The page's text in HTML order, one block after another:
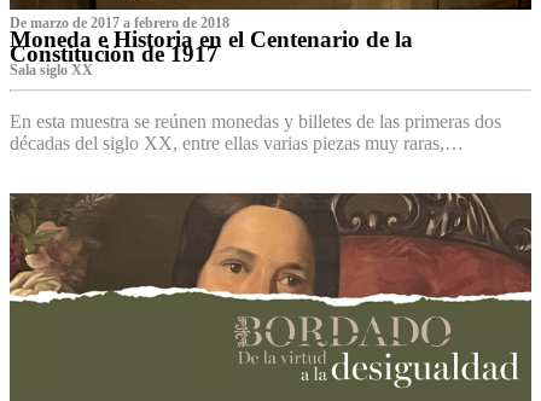
De marzo de 2017 a febrero de 2018
Moneda e Historia en el Centenario de la
Constitución de 1917
Sala siglo XX
En esta muestra se reúnen monedas y billetes de las primeras dos
décadas del siglo XX, entre ellas varias piezas muy raras,…